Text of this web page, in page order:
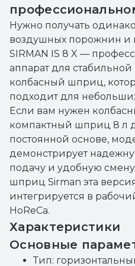
Нужно получать
воздушных порожнин и
SIRMAN IS 8 X —
аппарат для
колбасный шприц,
подходит для
Если вам нужен
компактный шприц 8 л
постоянной основе,
демонстрирует
подачу и удобную
шприц Sirman эта
интегрируется в
HoReCa.
Характеристики
Основные
Тип: